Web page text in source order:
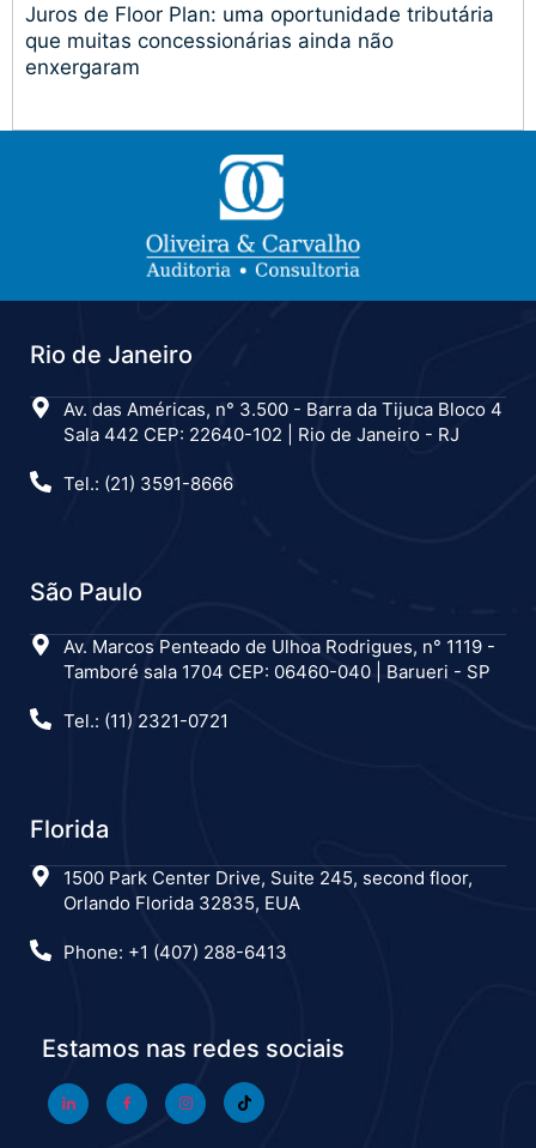
Juros de Floor Plan: uma oportunidade tributária
que muitas concessionárias ainda não
enxergaram
Rio de Janeiro
Av. das Américas, n° 3.500 - Barra da Tijuca Bloco 4
Sala 442 CEP: 22640-102 | Rio de Janeiro - RJ
Tel.: (21) 3591-8666
São Paulo
Av. Marcos Penteado de Ulhoa Rodrigues, n° 1119 -
Tamboré sala 1704 CEP: 06460-040 | Barueri - SP
Tel.: (11) 2321-0721
Florida
1500 Park Center Drive, Suite 245, second floor,
Orlando Florida 32835, EUA
Phone: +1 (407) 288-6413
Estamos nas redes sociais